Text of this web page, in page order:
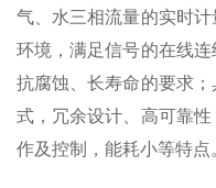
气、水三相流量的实时
环境，满足信号的在线连
抗腐蚀、长寿命的要求；
式，冗余设计、高可靠
作及控制，能耗小等特点